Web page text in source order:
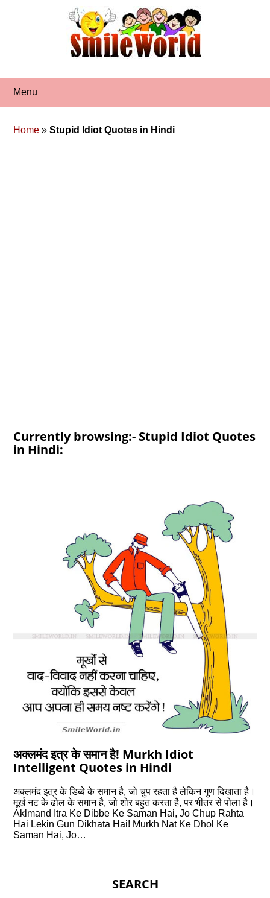
Menu
Home »Stupid Idiot Quotes in Hindi
Currently browsing:- Stupid Idiot Quotes
in Hindi:
अक्‍लमंद इत्र के समान है! Murkh Idiot
Intelligent Quotes in Hindi
अक्‍लमंद इत्र के डिब्‍बे के समान है, जो चुप रहता है लेकिन गुण दिखाता है।
मूर्ख नट के ढोल के समान है, जो शोर बहुत करता है, पर भीतर से पोला है।
Aklmand Itra Ke Dibbe Ke Saman Hai, Jo Chup Rahta
Hai Lekin Gun Dikhata Hai! Murkh Nat Ke Dhol Ke
Saman Hai, Jo…
SEARCH